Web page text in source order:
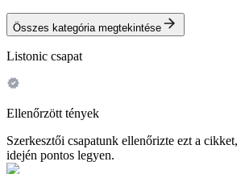
Összes kategória megtekintése
Listonic csapat
Ellenőrzött tények
Szerkesztői csapatunk ellenőrizte ezt a
idején pontos legyen.